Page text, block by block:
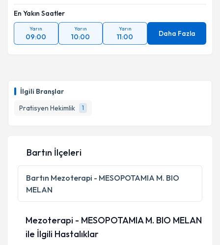
İlgili Branşlar
Pratisyen Hekimlik
1
En Yakın Saatler
Yarın
09:00
Yarın
10:00
Yarın
11:00 Daha Fazla
Bartın İlçeleri
Bartın Mezoterapi - MESOPOTAMIA M. BIO
MELAN
Mezoterapi - MESOPOTAMIA M. BIO MELAN
ile İlgili Hastalıklar